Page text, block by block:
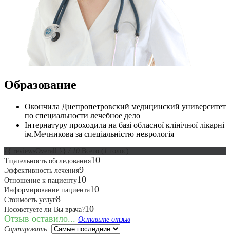
Образование
Окончила Днепропетровский медицинский университет
по специальности лечебное дело
Інтернатуру проходила на базі обласної клінічної лікарні
ім.Мечникова за спеціальністю неврологія
Тщательность обследования10
Эффективность лечения9
Отношение к пациенту10
Информирование пациента10
Стоимость услуг8
Посоветуете ли Вы врача?10
Отзыв оставило... Оставьте отзыв
Сортировать: